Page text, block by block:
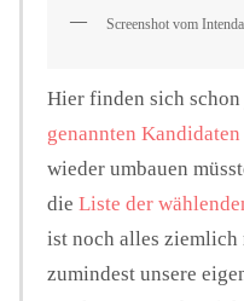
Screenshot vom
Hier finden sich
genannten Kandidaten
wieder umbauen
die Liste der
ist noch alles ziemlich
zumindest unsere